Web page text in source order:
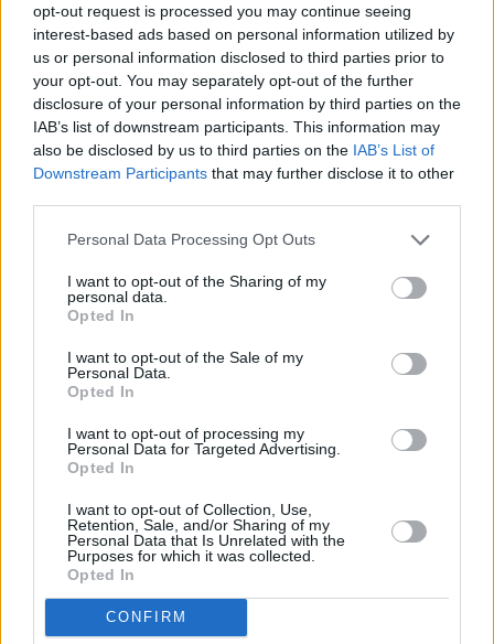
opt-out request is processed you may continue seeing
interest-based ads based on personal information utilized by
us or personal information disclosed to third parties prior to
your opt-out. You may separately opt-out of the further
disclosure of your personal information by third parties on the
IAB’s list of downstream participants. This information may
also be disclosed by us to third parties on the IAB’s List of
Downstream Participants that may further disclose it to other
Personal Data Processing Opt Outs
I want to opt-out of the Sharing of my
personal data.
Opted In
I want to opt-out of the Sale of my
Personal Data.
Opted In
I want to opt-out of processing my
Personal Data for Targeted Advertising.
Opted In
I want to opt-out of Collection, Use,
Retention, Sale, and/or Sharing of my
Personal Data that Is Unrelated with the
Purposes for which it was collected.
Opted In
CONFIRM